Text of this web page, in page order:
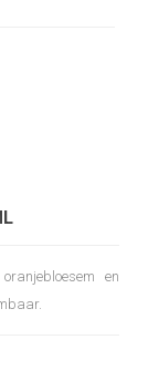
en